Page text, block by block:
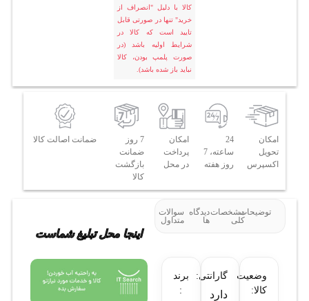
کالا با دلیل "انصراف از
خرید" تنها در صورتی قابل
تایید است که کالا در
شرایط اولیه باشد (در
صورت پلمپ بودن، کالا
نباید باز شده باشد).
امکان
تحویل
اکسپرس
24
ساعته، 7
روز هفته
امکان
پرداخت
در محل
7 روز
ضمانت
بازگشت
کالا
ضمانت اصالت کالا
توضیحاتمشخصات
کلی
دیدگاه
ها
سوالات
متداول
وضعیت
کالا:
گارانتی:
دارد
برند
:
اینجا محل تبلیغ شماست